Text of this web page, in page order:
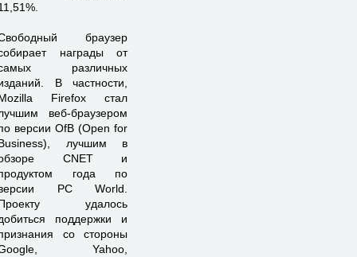
браузер
награды от
различных
В частности,
Firefox стал
веб-браузером
версии OfB (Open for
лучшим в
CNET и
года по
PC World.
удалось
поддержки и
со стороны
Yahoo,